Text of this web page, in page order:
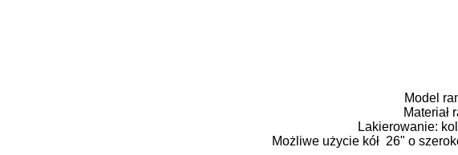
Model
Materiał
Lakierowanie:
Możliwe użycie kół 26" o